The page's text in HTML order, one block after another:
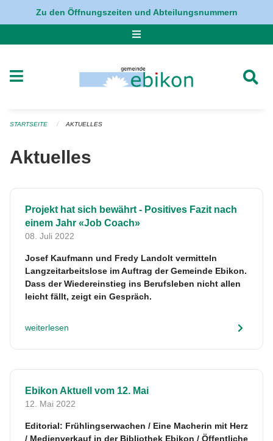
Navigation überspringen
Zu den Öffnungszeiten und Abteilungsnummern
STARTSEITE AKTUELLES
Aktuelles
Projekt hat sich bewährt - Positives Fazit nach
einem Jahr «Job Coach»
08. Juli 2022
Josef Kaufmann und Fredy Landolt vermitteln
Langzeitarbeitslose im Auftrag der Gemeinde Ebikon.
Dass der Wiedereinstieg ins Berufsleben nicht allen
leicht fällt, zeigt ein Gespräch.
weiterlesen
Ebikon Aktuell vom 12. Mai
12. Mai 2022
Editorial: Frühlingserwachen / Eine Macherin mit Herz
/ Medienverkauf in der Bibliothek Ebikon / Öffentliche